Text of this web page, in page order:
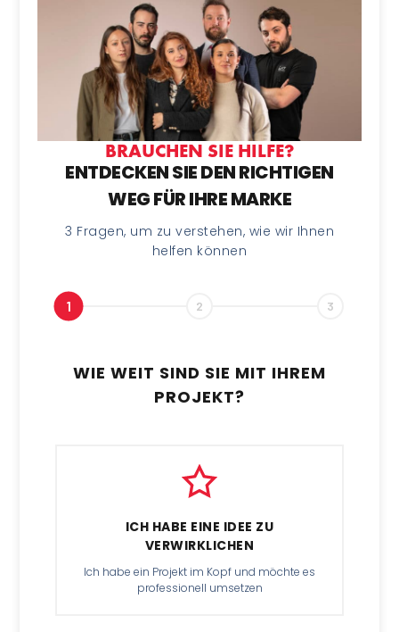
BRAUCHEN SIE HILFE?
ENTDECKEN SIE DEN RICHTIGEN
WEG FÜR IHRE MARKE
3 Fragen, um zu verstehen, wie wir Ihnen
helfen können
1 2 3
WIE WEIT SIND SIE MIT IHREM
PROJEKT?
ICH HABE EINE IDEE ZU
VERWIRKLICHEN
Ich habe ein Projekt im Kopf und möchte es
professionell umsetzen